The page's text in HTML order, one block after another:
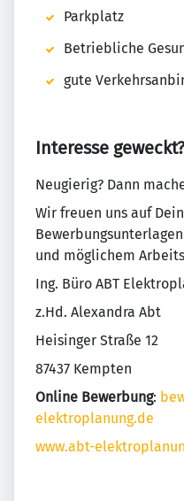
Parkplatz
Betriebliche
gute
Interesse
Neugierig? Dann
Wir freuen uns auf
und möglichem
Ing. Büro ABT
z.Hd. Alexandra Abt
Heisinger Straße 12
87437 Kempten
Online Bewerbung:
elektroplanung.de
www.abt-